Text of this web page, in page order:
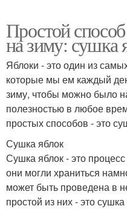
Простой
на зиму: сушка
Яблоки - это один из
которые мы ем каждый
зиму, чтобы можно было
полезностью в любое
простых способов - это
Сушка яблок
Сушка яблок - это
они могли храниться
может быть проведена в
простой из них - это